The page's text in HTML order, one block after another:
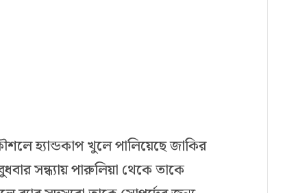
হ্যান্ডকাপ খুলে পালিয়েছে জাকির
সন্ধ্যায় পারুলিয়া থেকে তাকে